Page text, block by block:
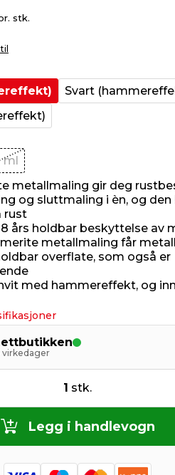
stk.
Svart
ml
metallmaling gir deg
og sluttmaling i èn, og den
rust
års holdbar beskyttelse av
metallmaling får
overflate, som også er
med hammereffekt, og
virkedager
1 stk.
Legg i handlevogn